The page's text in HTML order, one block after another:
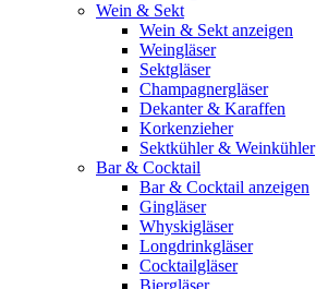
Wein & Sekt
Wein & Sekt anzeigen
Weingläser
Sektgläser
Champagnergläser
Dekanter & Karaffen
Korkenzieher
Sektkühler & Weinkühler
Bar & Cocktail
Bar & Cocktail anzeigen
Gingläser
Whyskigläser
Longdrinkgläser
Cocktailgläser